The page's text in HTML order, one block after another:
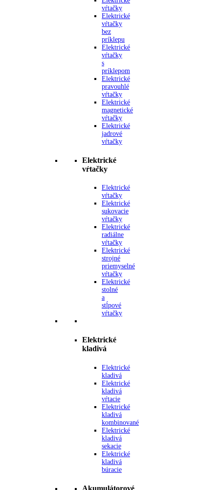
vŕtačky
Elektrické
vŕtačky
bez
príklepu
Elektrické
vŕtačky
s
príklepom
Elektrické
pravouhlé
vŕtačky
Elektrické
magnetické
vŕtačky
Elektrické
jadrové
vŕtačky
Elektrické
vŕtačky
Elektrické
vŕtačky
Elektrické
sukovacie
vŕtačky
Elektrické
radiálne
vŕtačky
Elektrické
strojné
priemyselné
vŕtačky
Elektrické
stolné
a
stĺpové
vŕtačky
Elektrické
kladivá
Elektrické
kladivá
Elektrické
kladivá
vŕtacie
Elektrické
kladivá
kombinované
Elektrické
kladivá
sekacie
Elektrické
kladivá
búracie
Akumulátorové